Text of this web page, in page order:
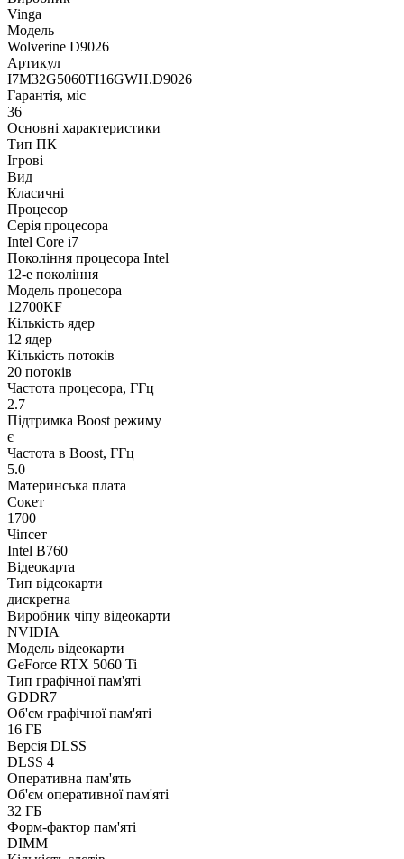
Vinga
Модель
Wolverine D9026
Артикул
I7M32G5060TI16GWH.D9026
Гарантія, міс
36
Основні характеристики
Тип ПК
Ігрові
Вид
Класичні
Процесор
Серія процесора
Intel Core i7
Покоління процесора Intel
12-е покоління
Модель процесора
12700KF
Кількість ядер
12 ядер
Кількість потоків
20 потоків
Частота процесора, ГГц
2.7
Підтримка Boost режиму
є
Частота в Boost, ГГц
5.0
Материнська плата
Сокет
1700
Чіпсет
Intel B760
Відеокарта
Тип відеокарти
дискретна
Виробник чіпу відеокарти
NVIDIA
Модель відеокарти
GeForce RTX 5060 Ti
Тип графічної пам'яті
GDDR7
Об'єм графічної пам'яті
16 ГБ
Версія DLSS
DLSS 4
Оперативна пам'ять
Об'єм оперативної пам'яті
32 ГБ
Форм-фактор пам'яті
DIMM